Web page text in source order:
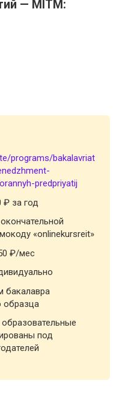
— MITM:
programs/bakalavriat
predpriyatij
₽ за год
«onlinekursreit»
₽/мес
бакалавра
образца
под